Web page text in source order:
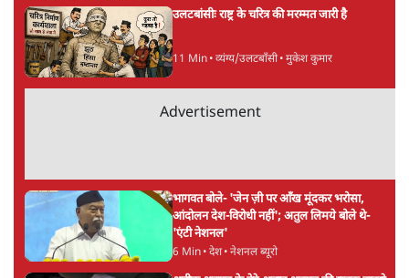
झारखंड में छात्र नेताओं और सरकार की बातचीत
5 Min •देश
पीएम मोदी लाल किले से बताएं पैलेट गन चलाने का
आदेश किसका था, जंतर मंतर हमाराः CJP
Advertisement
सुखबीर बादल और पीएम मोदी मिले, पंजाब चुनाव से